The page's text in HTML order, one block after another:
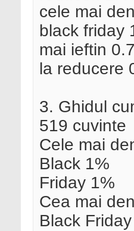
cele mai
black friday
mai ieftin
la reducere
3. Ghidul
519 cuvinte
Cele mai
Black 1%
Friday 1%
Cea mai
Black